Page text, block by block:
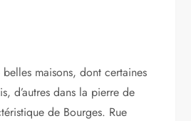
maisons, dont certaines
d’autres dans la pierre de
de Bourges. Rue